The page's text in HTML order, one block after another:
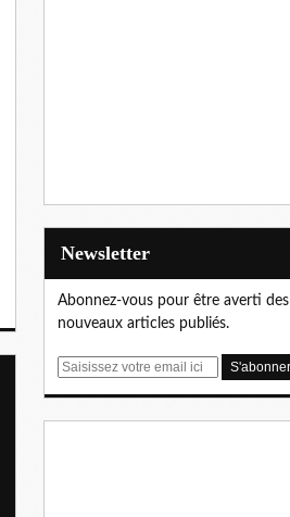
Newsletter
Abonnez-vous pour être averti des
nouveaux articles publiés.
E